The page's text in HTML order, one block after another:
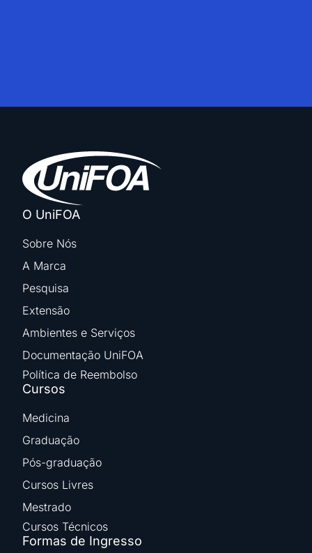
O UniFOA
Sobre Nós
A Marca
Pesquisa
Extensão
Ambientes e Serviços
Documentação UniFOA
Política de Reembolso
Cursos
Medicina
Graduação
Pós-graduação
Cursos Livres
Mestrado
Cursos Técnicos
Formas de Ingresso